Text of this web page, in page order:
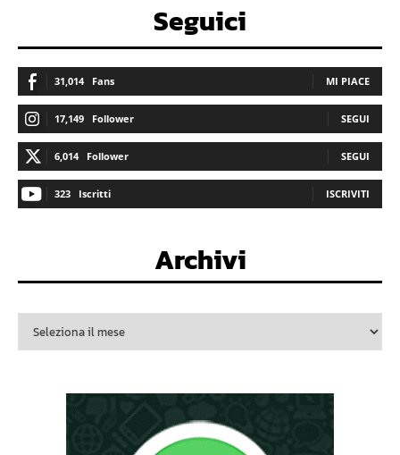
Seguici
31,014 Fans MI PIACE
17,149 Follower SEGUI
6,014 Follower SEGUI
323 Iscritti ISCRIVITI
Archivi